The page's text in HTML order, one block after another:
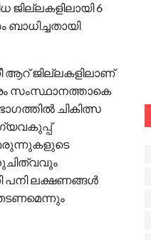
6
ആറ് ജില്ലകളിലാണ്
സംസ്ഥാനത്താകെ
ചികിത്സ
പനി ലക്ഷണങ്ങൾ